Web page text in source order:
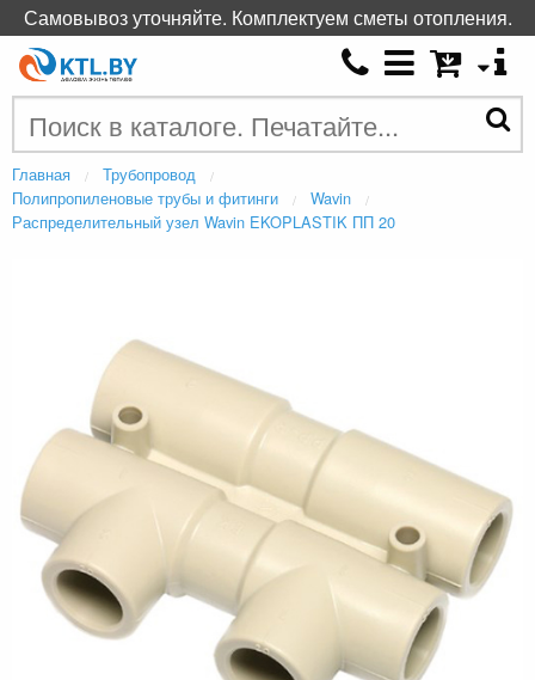
Главная
Трубопровод
Полипропиленовые трубы и фитинги
Wavin
Распределительный узел Wavin EKOPLASTIK ПП 20
Самовывоз уточняйте. Комплектуем сметы отопления.